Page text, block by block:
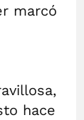
marcó
hace